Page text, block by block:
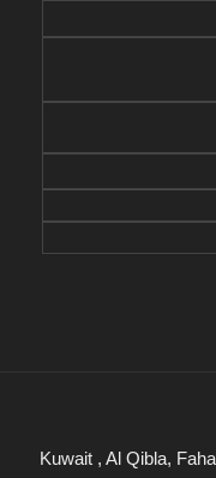
Kuwait , Al Qibla,